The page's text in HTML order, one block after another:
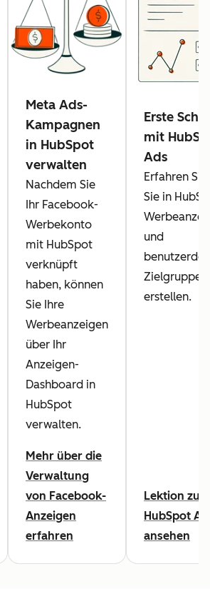
Meta Ads-
Kampagnen
in HubSpot
verwalten
Nachdem Sie
Ihr Facebook-
Werbekonto
mit HubSpot
verknüpft
haben, können
Sie Ihre
Werbeanzeigen
über Ihr
Anzeigen-
Dashboard in
HubSpot
verwalten.
Mehr über die
Verwaltung
von Facebook-
Anzeigen
erfahren
Erste
mit
Ads
Erfahren
Sie in
und
Zielgruppen
erstellen.
Lektion zu
HubSpot
ansehen